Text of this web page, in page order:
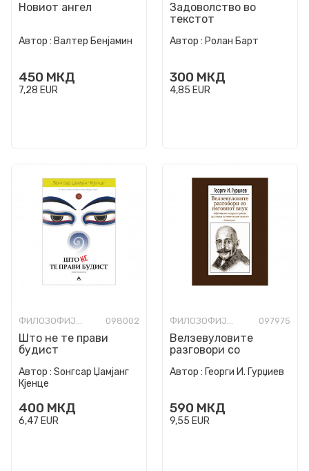
Новиот ангел
Автор : Валтер Бенјамин
450 МКД
7,28 EUR
Задоволство во
текстот
Автор : Ролан Барт
300 МКД
4,85 EUR
ФИЛОЗОФИЈА И СВЕТОГЛЕД 098002
Што не те прави
будист
Автор : Ѕонгсар Џамјанг
Кјенце
400 МКД
6,47 EUR
ФИЛОЗОФИЈА И СВЕТОГЛЕД 097975
Велзевуловите
разговори со
прва
Автор : Георги И. Гурџиев
590 МКД
9,55 EUR